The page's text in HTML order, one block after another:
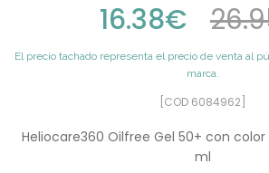
16.38€
El precio tachado representa el precio de venta al
marca.
[COD 6084962]
Heliocare360 Oilfree Gel 50+ con
ml